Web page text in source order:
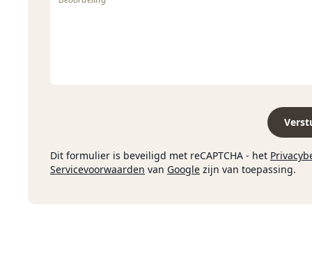
Dit formulier is beveiligd met reCAPTCHA - het
Servicevoorwaarden van Google zijn van toepassing.